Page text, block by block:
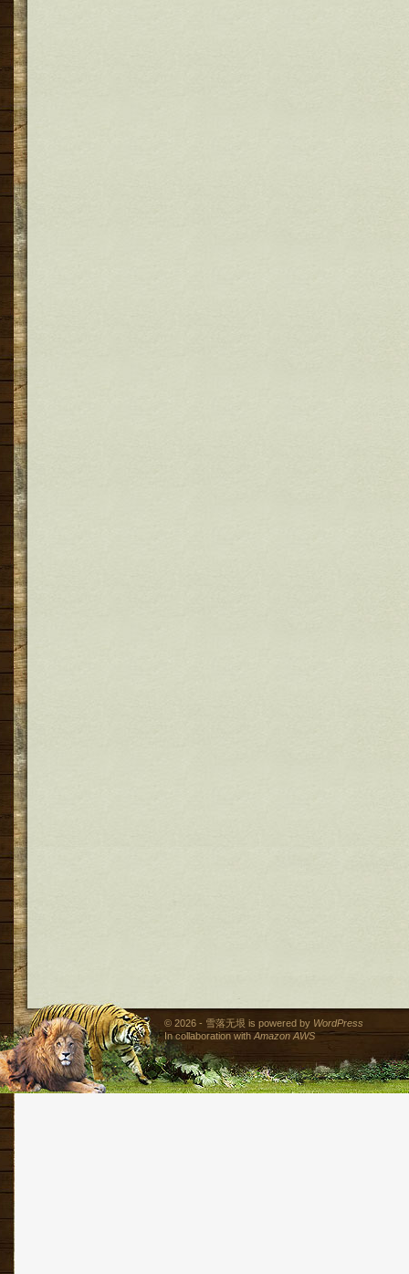
© 2026 - 雪落无垠 is powered by WordPress
In collaboration withAmazon AWS